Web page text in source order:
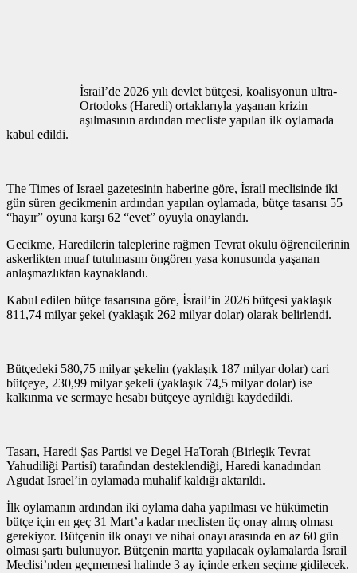
İsrail’de 2026 yılı devlet bütçesi, koalisyonun ultra-
Ortodoks (Haredi) ortaklarıyla yaşanan krizin
aşılmasının ardından mecliste yapılan ilk oylamada
kabul edildi.
The Times of Israel gazetesinin haberine göre, İsrail meclisinde iki
gün süren gecikmenin ardından yapılan oylamada, bütçe tasarısı 55
“hayır” oyuna karşı 62 “evet” oyuyla onaylandı.
Gecikme, Haredilerin taleplerine rağmen Tevrat okulu öğrencilerinin
askerlikten muaf tutulmasını öngören yasa konusunda yaşanan
anlaşmazlıktan kaynaklandı.
Kabul edilen bütçe tasarısına göre, İsrail’in 2026 bütçesi yaklaşık
811,74 milyar şekel (yaklaşık 262 milyar dolar) olarak belirlendi.
Bütçedeki 580,75 milyar şekelin (yaklaşık 187 milyar dolar) cari
bütçeye, 230,99 milyar şekeli (yaklaşık 74,5 milyar dolar) ise
kalkınma ve sermaye hesabı bütçeye ayrıldığı kaydedildi.
Tasarı, Haredi Şas Partisi ve Degel HaTorah (Birleşik Tevrat
Yahudiliği Partisi) tarafından desteklendiği, Haredi kanadından
Agudat Israel’in oylamada muhalif kaldığı aktarıldı.
İlk oylamanın ardından iki oylama daha yapılması ve hükümetin
bütçe için en geç 31 Mart’a kadar meclisten üç onay almış olması
gerekiyor. Bütçenin ilk onayı ve nihai onayı arasında en az 60 gün
olması şartı bulunuyor. Bütçenin martta yapılacak oylamalarda İsrail
Meclisi’nden geçmemesi halinde 3 ay içinde erken seçime gidilecek.